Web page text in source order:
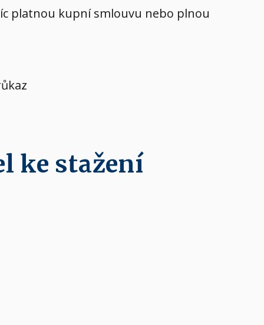
platnou kupní smlouvu nebo plnou
ke stažení